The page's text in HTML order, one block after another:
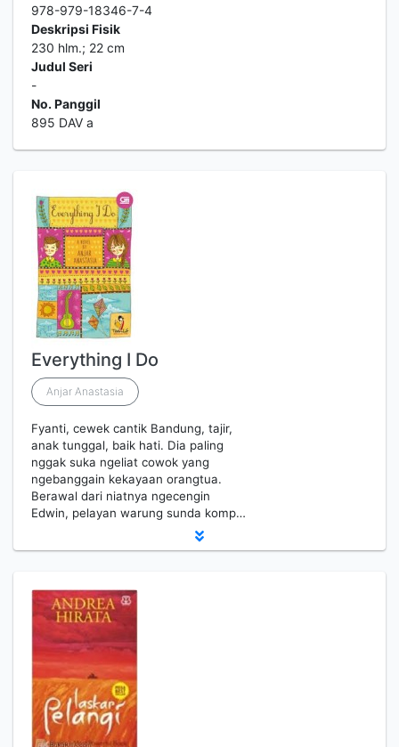
978-979-18346-7-4
Deskripsi Fisik
230 hlm.; 22 cm
Judul Seri
-
No. Panggil
895 DAV a
Everything I Do
Anjar Anastasia
Fyanti, cewek cantik Bandung, tajir,
anak tunggal, baik hati. Dia paling
nggak suka ngeliat cowok yang
ngebanggain kekayaan orangtua.
Berawal dari niatnya ngecengin
Edwin, pelayan warung sunda komp…